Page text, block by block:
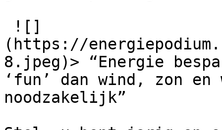
(https://
8.jpeg)> “Energie
‘fun’ dan wind, zon
noodzakelijk”